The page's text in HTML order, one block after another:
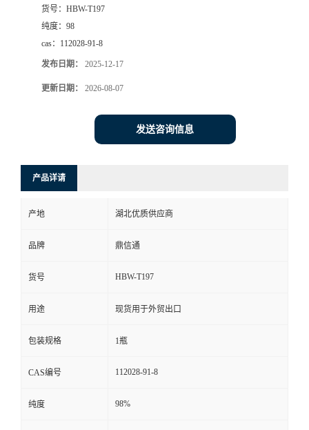
货号： HBW-T197
纯度： 98
cas： 112028-91-8
发布日期： 2025-12-17
更新日期： 2026-08-07
发送咨询信息
产品详请
产地 湖北优质供应商
品牌 鼎信通
货号 HBW-T197
用途 现货用于外贸出口
包装规格 1瓶
CAS编号 112028-91-8
纯度 98%